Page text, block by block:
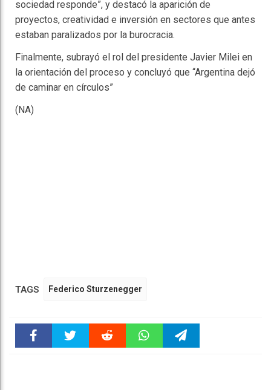
sociedad responde”, y destacó la aparición de
proyectos, creatividad e inversión en sectores que antes
estaban paralizados por la burocracia.
Finalmente, subrayó el rol del presidente Javier Milei en
la orientación del proceso y concluyó que “Argentina dejó
de caminar en círculos”
(NA)
TAGS Federico Sturzenegger